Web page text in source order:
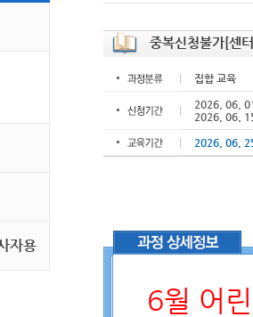
자용
중복신청불가[센
집합 교육
2026. 06.
2026. 06.
2026. 06.
6월 어